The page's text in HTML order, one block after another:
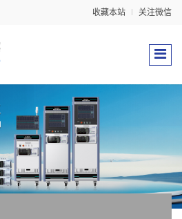
收藏本站 关注微信